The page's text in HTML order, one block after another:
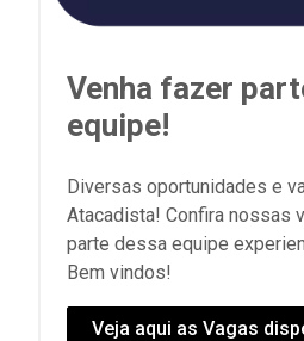
Venha fazer
equipe!
Diversas oportunidades e
Atacadista! Confira nossas
parte dessa equipe
Bem vindos!
Veja aqui as Vagas